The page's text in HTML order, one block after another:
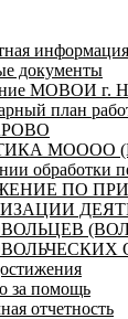
информация
документы
МОВОИ г.
план
МОООО
обработки
ПО
за помощь
отчетность